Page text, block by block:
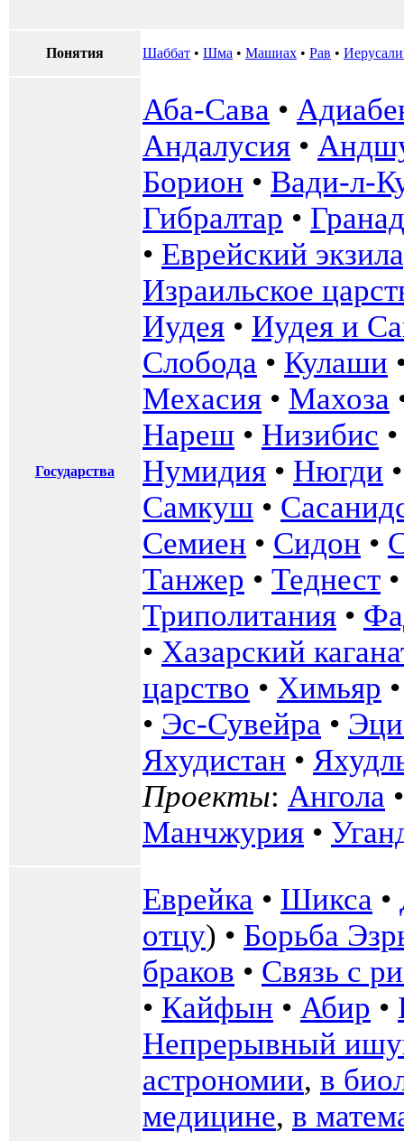
Понятия Шаббат • Шма • Машиах • Рав •
Государства
Аба-Сава •
Андалусия •
Борион • Вади-л-
Гибралтар •
• Еврейский
Израильское
Иудея • Иудея и
Слобода • Кулаши
Мехасия • Махоза
Нареш • Низибис
Нумидия • Нюгди
Самкуш •
Семиен • Сидон •
Танжер • Теднест
Триполитания •
• Хазарский
царство • Химьяр
• Эс-Сувейра •
Яхудистан •
Проекты: Ангола
Манчжурия •
Еврейка • Шикса •
отцу) • Борьба
браков • Связь с
• Кайфын • Абир •
Непрерывный
астрономии, в
медицине, в